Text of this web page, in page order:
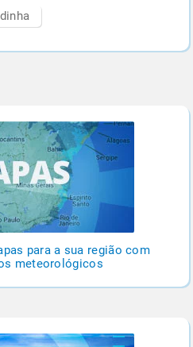
para a sua região com
meteorológicos